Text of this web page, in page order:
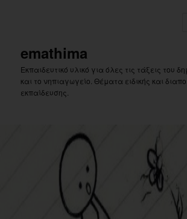
emathima
Εκπαιδευτικό υλικό για όλες τις τάξεις του
και το νηπιαγωγείο. Θέματα ειδικής και
εκπαίδευσης.